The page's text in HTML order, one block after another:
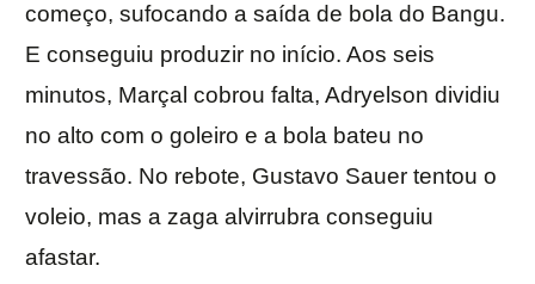
começo, sufocando a saída de bola do Bangu.
E conseguiu produzir no início. Aos seis
minutos, Marçal cobrou falta, Adryelson dividiu
no alto com o goleiro e a bola bateu no
travessão. No rebote, Gustavo Sauer tentou o
voleio, mas a zaga alvirrubra conseguiu
afastar.